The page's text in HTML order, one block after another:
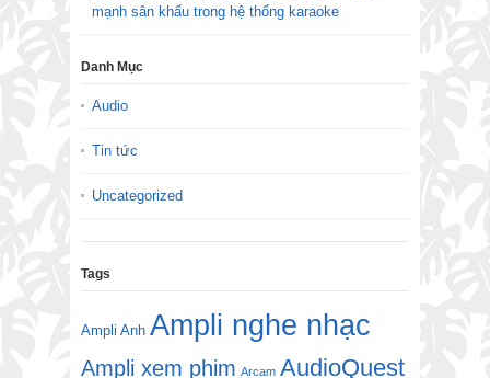
mạnh sân khấu trong hệ thống karaoke
Danh Mục
Audio
Tin tức
Uncategorized
Tags
Ampli Anh Ampli nghe nhạc
Ampli xem phim Arcam AudioQuest